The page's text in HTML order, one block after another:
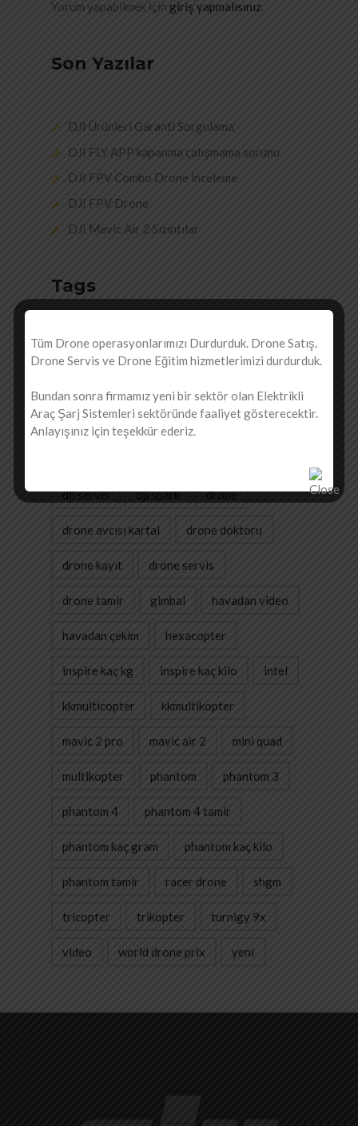
Yorum yapabilmek için giriş yapmalısınız.
Son Yazılar
DJI Ürünleri Garanti Sorgulama
DJI FLY APP kapanma çalışmama sorunu
DJI FPV Combo Drone İnceleme
DJI FPV Drone
DJI Mavic Air 2 Sızıntılar
Tags
dji dji antalya dji fpv drone
dji fpv fiyat dji inspire servis
dji mavic air dji phantom 3 drone
dji servis dji spark drone
drone avcısı kartal drone doktoru
drone kayıt drone servis
drone tamir gimbal havadan video
havadan çekim hexacopter
inspire kaç kg inspire kaç kilo intel
kkmulticopter kkmultikopter
mavic 2 pro mavic air 2 mini quad
multikopter phantom phantom 3
phantom 4 phantom 4 tamir
phantom kaç gram phantom kaç kilo
phantom tamir racer drone shgm
tricopter trikopter turnigy 9x
video world drone prix yeni
Tüm Drone operasyonlarımızı Durdurduk. Drone Satış.
Drone Servis ve Drone Eğitim hizmetlerimizi durdurduk.
Bundan sonra firmamız yeni bir sektör olan Elektrikli
Araç Şarj Sistemleri sektöründe faaliyet gösterecektir.
Anlayışınız için teşekkür ederiz.